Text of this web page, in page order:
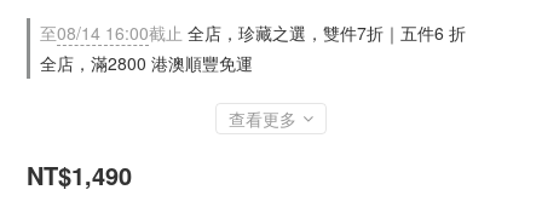
至08/14 16:00截止 全店，珍藏之選，雙件7折｜五件6 折
全店，滿2800 港澳順豐免運
查看更多
NT$1,490